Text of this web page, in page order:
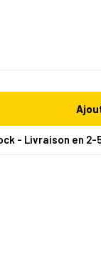
- Livraison en 2-